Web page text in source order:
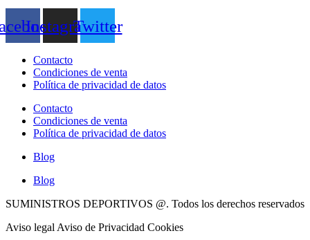
InstagramTwitter
Contacto
Condiciones de venta
Política de privacidad de datos
Contacto
Condiciones de venta
Política de privacidad de datos
Blog
Blog
SUMINISTROS DEPORTIVOS @. Todos los derechos reservados
Aviso legal Aviso de Privacidad Cookies